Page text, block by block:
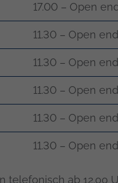
17.00 – Open end
11.30 – Open end
11.30 – Open end
11.30 – Open end
11.30 – Open end
11.30 – Open end
telefonisch ab 12.00